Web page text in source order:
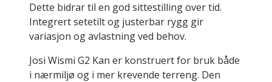
Dette bidrar til en god sittestilling over tid.
Integrert setetilt og justerbar rygg gir
variasjon og avlastning ved behov.
Josi Wismi G2 Kan er konstruert for bruk både
i nærmiljø og i mer krevende terreng. Den